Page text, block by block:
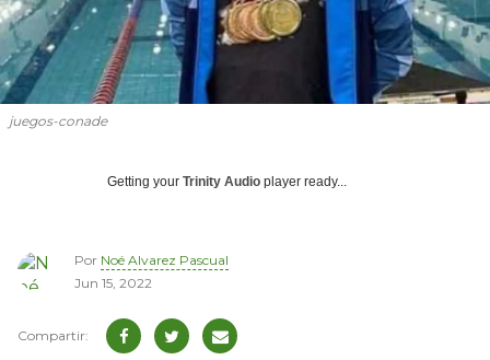
juegos-conade
Getting your Trinity Audio player ready...
Por Noé Alvarez Pascual
Jun 15, 2022